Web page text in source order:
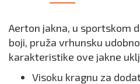
Aerton jakna, u sportskom
boji, pruža vrhunsku
karakteristike ove jakne
Visoku kragnu za